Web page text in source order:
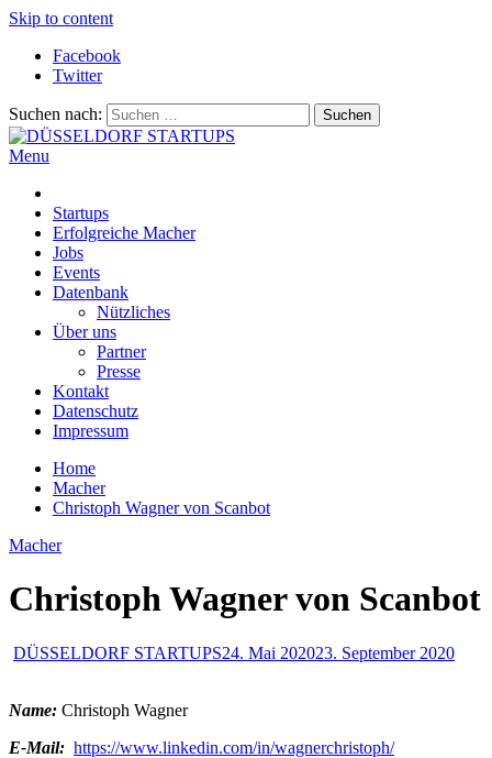
Skip to content
Facebook
Twitter
Suchen nach:
ganzen Rheinland
Menu
Startups
Erfolgreiche Macher
Jobs
Events
Datenbank
Nützliches
Über uns
Partner
Presse
Kontakt
Datenschutz
Impressum
Home
Macher
Christoph Wagner von Scanbot
Macher
Christoph Wagner von Scanbot
DÜSSELDORF STARTUPS24. Mai 202023. September 2020
Name: Christoph Wagner
E-Mail: https://www.linkedin.com/in/wagnerchristoph/